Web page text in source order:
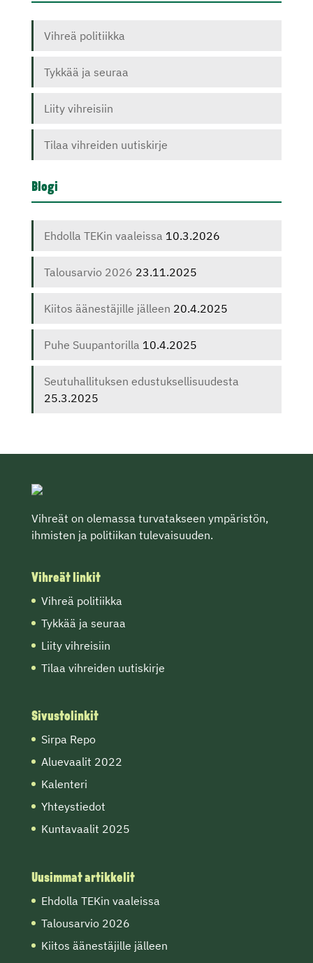
Vihreä politiikka
Tykkää ja seuraa
Liity vihreisiin
Tilaa vihreiden uutiskirje
Blogi
Ehdolla TEKin vaaleissa 10.3.2026
Talousarvio 2026 23.11.2025
Kiitos äänestäjille jälleen 20.4.2025
Puhe Suupantorilla 10.4.2025
Seutuhallituksen edustuksellisuudesta
25.3.2025
Vihreät on olemassa turvatakseen ympäristön,
ihmisten ja politiikan tulevaisuuden.
Vihreät linkit
Vihreä politiikka
Tykkää ja seuraa
Liity vihreisiin
Tilaa vihreiden uutiskirje
Sivustolinkit
Sirpa Repo
Aluevaalit 2022
Kalenteri
Yhteystiedot
Kuntavaalit 2025
Uusimmat artikkelit
Ehdolla TEKin vaaleissa
Talousarvio 2026
Kiitos äänestäjille jälleen